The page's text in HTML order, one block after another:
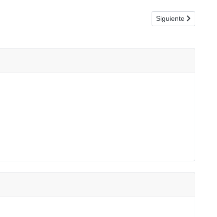
Artículo siguiente:
Siguiente